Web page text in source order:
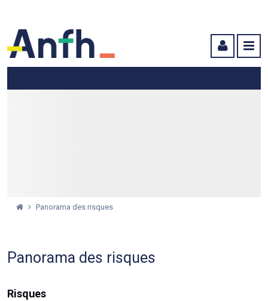
Panorama des risques
Panorama des risques
Risques